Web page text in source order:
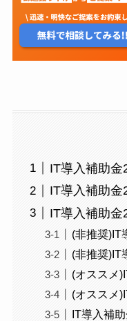
IT導入補助金
IT導入補助金
IT導入補助
(非推奨)IT
(非推奨)IT
(オススメ
(オススメ
IT導入補